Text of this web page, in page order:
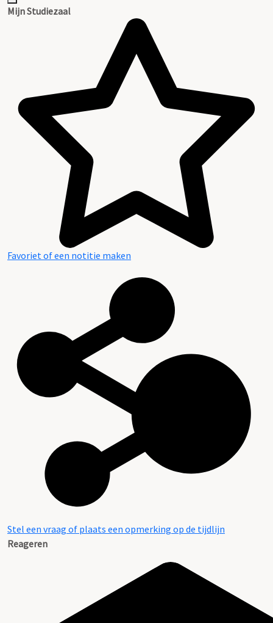
Mijn Studiezaal
Favoriet of een notitie maken
Stel een vraag of plaats een opmerking op de tijdlijn
Reageren